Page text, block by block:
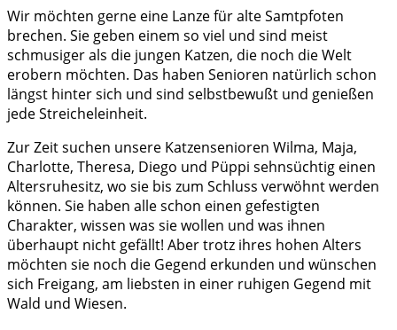
Wir möchten gerne eine Lanze für alte Samtpfoten
brechen. Sie geben einem so viel und sind meist
schmusiger als die jungen Katzen, die noch die Welt
erobern möchten. Das haben Senioren natürlich schon
längst hinter sich und sind selbstbewußt und genießen
jede Streicheleinheit.
Zur Zeit suchen unsere Katzensenioren Wilma, Maja,
Charlotte, Theresa, Diego und Püppi sehnsüchtig einen
Altersruhesitz, wo sie bis zum Schluss verwöhnt werden
können. Sie haben alle schon einen gefestigten
Charakter, wissen was sie wollen und was ihnen
überhaupt nicht gefällt! Aber trotz ihres hohen Alters
möchten sie noch die Gegend erkunden und wünschen
sich Freigang, am liebsten in einer ruhigen Gegend mit
Wald und Wiesen.